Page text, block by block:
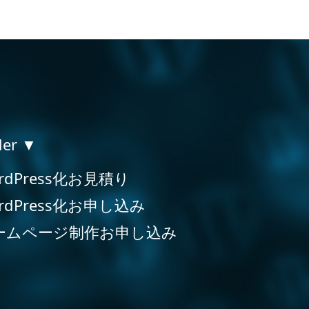
▼
化お見積り
化お申し込み
ムページ制作お申し込み